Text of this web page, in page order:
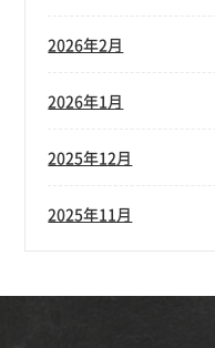
2026年2月
2026年1月
2025年12月
2025年11月